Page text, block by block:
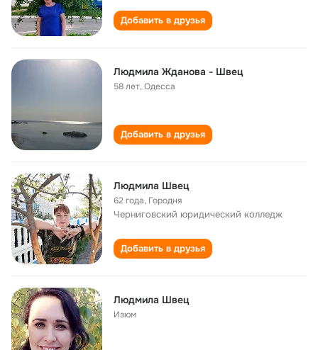
Добавить в друзья
Людмила Жданова - Швец
58 лет,Одесса
Добавить в друзья
Людмила Швец
62 года, Городня
Черниговский юридический колледж
Добавить в друзья
Людмила Швец
Изюм